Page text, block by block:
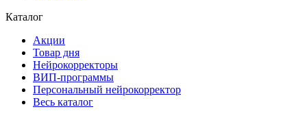
Каталог
Акции
Товар дня
Нейрокорректоры
ВИП-программы
Персональный нейрокорректор
Весь каталог